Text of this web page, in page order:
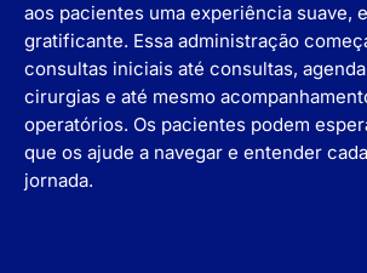
aos pacientes uma experiência suave,
gratificante. Essa administração
consultas iniciais até consultas,
cirurgias e até mesmo
operatórios. Os pacientes podem
que os ajude a navegar e entender
jornada.